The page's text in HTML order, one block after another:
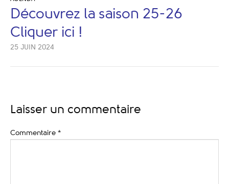
Découvrez la saison 25-26
Cliquer ici !
25 JUIN 2024
Laisser un commentaire
Commentaire *